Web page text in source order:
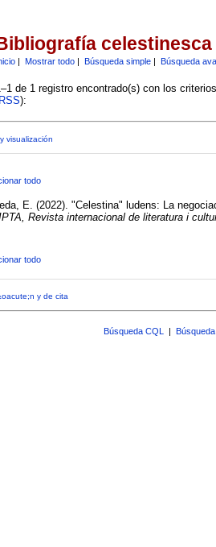
celestinesca
| Mostrar todo| Búsqueda simple| Búsqueda
de 1 registro encontrado(s) con los
):
visualización
todo
E. (2022). "Celestina" ludens: La
Revista internacional de literatura i
todo
y de cita
Búsqueda CQL |